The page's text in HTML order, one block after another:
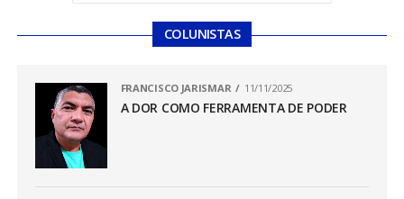
COLUNISTAS
FRANCISCO JARISMAR 11/11/2025
A DOR COMO FERRAMENTA DE PODER